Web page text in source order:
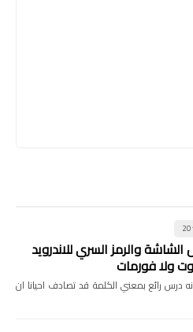
والرمز السري للاندرويد
ولا فورمات
درس رائع بمعني الكلمة قد تصادف احيانا ان